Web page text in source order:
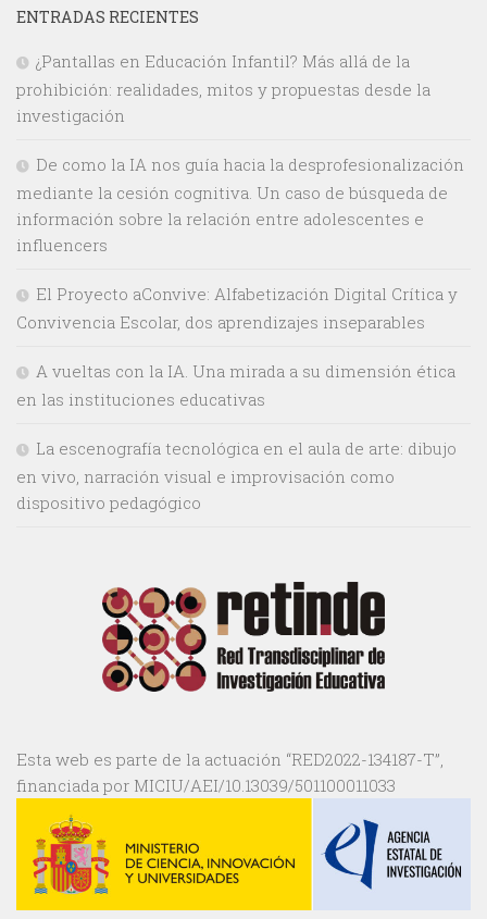
ENTRADAS RECIENTES
¿Pantallas en Educación Infantil? Más allá de la
prohibición: realidades, mitos y propuestas desde la
investigación
De como la IA nos guía hacia la desprofesionalización
mediante la cesión cognitiva. Un caso de búsqueda de
información sobre la relación entre adolescentes e
influencers
El Proyecto aConvive: Alfabetización Digital Crítica y
Convivencia Escolar, dos aprendizajes inseparables
A vueltas con la IA. Una mirada a su dimensión ética
en las instituciones educativas
La escenografía tecnológica en el aula de arte: dibujo
en vivo, narración visual e improvisación como
dispositivo pedagógico
Esta web es parte de la actuación “RED2022-134187-T”,
financiada por MICIU/AEI/10.13039/501100011033